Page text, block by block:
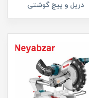
دریل و پیچ گوشتی